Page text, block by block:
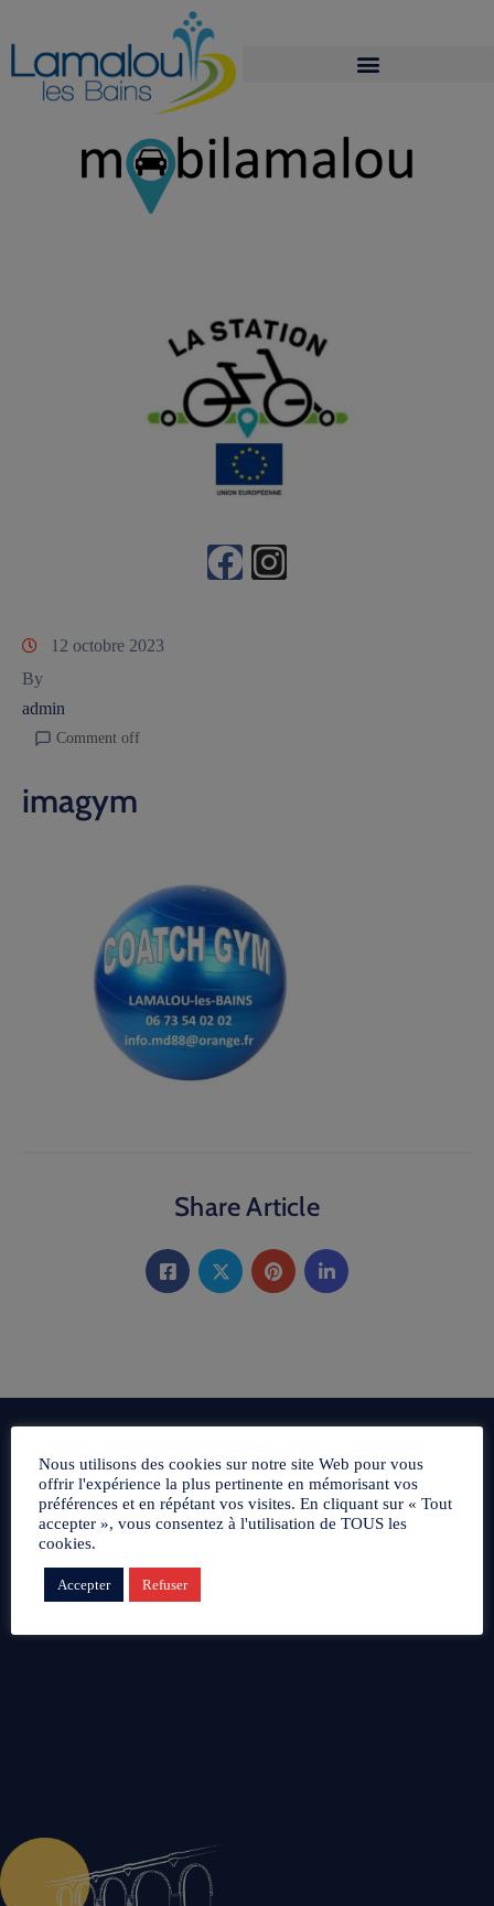
12 octobre 2023
By
admin
Comment off
imagym
Share Article
Nous utilisons des cookies sur notre site Web pour vous
offrir l'expérience la plus pertinente en mémorisant vos
préférences et en répétant vos visites. En cliquant sur « Tout
accepter », vous consentez à l'utilisation de TOUS les
cookies.
Accepter Refuser